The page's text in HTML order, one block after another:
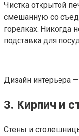
Чистка открытой
смешанную со
горелках. Никогда
подставка для
Дизайн интерьера
3. Кирпич и
Стены и